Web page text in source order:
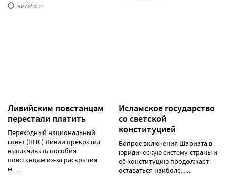
9 МАЯ'2012
Ливийским повстанцам
перестали платить
Переходный национальный
совет (ПНС) Ливии прекратил
выплачивать пособия
повстанцам из-за раскрытия
м......
Исламское государство
со светской
конституцией
Вопрос включения Шариата в
юридическую систему страны и
её конституцию продолжает
оставаться наиболе......